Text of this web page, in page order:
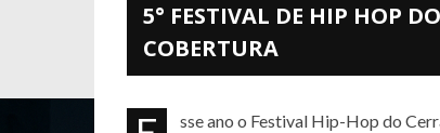
5° FESTIVAL DE HIP HOP
COBERTURA
Esse ano o Festival Hip-Hop do